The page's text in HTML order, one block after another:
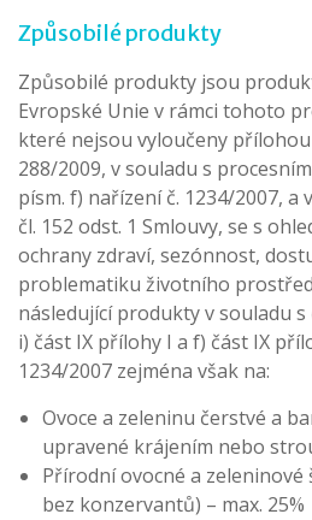
Způsobilé produkty
Způsobilé produkty jsou
Evropské Unie v rámci tohoto
které nejsou vyloučeny přílohou
288/2009, v souladu s
písm. f) nařízení č. 1234/2007, a
čl. 152 odst. 1 Smlouvy, se s
ochrany zdraví, sezónnost,
problematiku životního
následující produkty v souladu s
i) část IX přílohy I a f) část IX
1234/2007 zejména však na:
Ovoce a zeleninu čerstvé a
upravené krájením nebo
Přírodní ovocné a zeleninové
bez konzervantů) – max. 25%